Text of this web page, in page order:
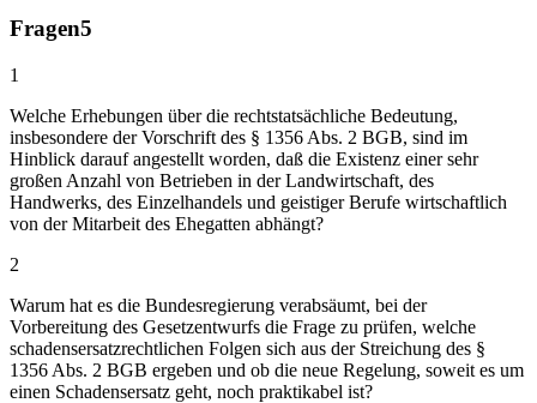
Fragen5
1
Welche Erhebungen über die rechtstatsächliche Bedeutung,
insbesondere der Vorschrift des § 1356 Abs. 2 BGB, sind im
Hinblick darauf angestellt worden, daß die Existenz einer sehr
großen Anzahl von Betrieben in der Landwirtschaft, des
Handwerks, des Einzelhandels und geistiger Berufe wirtschaftlich
von der Mitarbeit des Ehegatten abhängt?
2
Warum hat es die Bundesregierung verabsäumt, bei der
Vorbereitung des Gesetzentwurfs die Frage zu prüfen, welche
schadensersatzrechtlichen Folgen sich aus der Streichung des §
1356 Abs. 2 BGB ergeben und ob die neue Regelung, soweit es um
einen Schadensersatz geht, noch praktikabel ist?